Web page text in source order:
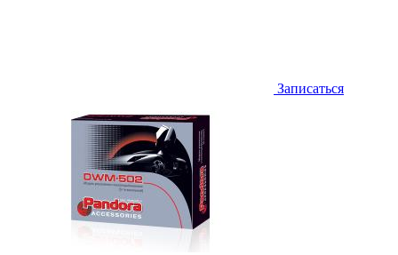
Записаться